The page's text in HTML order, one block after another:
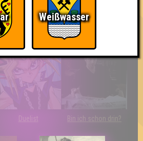
Wir sind ERSTER?!
Duelist Bin ich schon drin?
Weißwasser